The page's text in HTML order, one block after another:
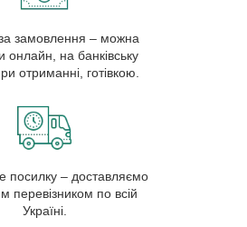
замовлення – можна
онлайн, на банківську
отриманні, готівкою.
посилку – доставляємо
перевізником по всій
Україні.